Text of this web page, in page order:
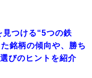
つける“5つの鉄
銘柄の傾向や、勝ち
びのヒントを紹介